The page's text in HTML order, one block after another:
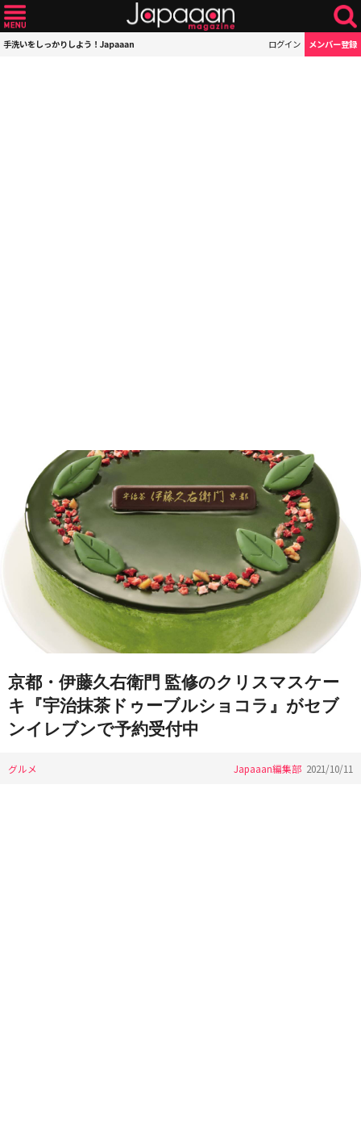
手洗いをしっかりしよう！Japaaan ログイン メンバー登録
京都・伊藤久右衛門 監修のクリスマスケー
キ『宇治抹茶ドゥーブルショコラ』がセブ
ンイレブンで予約受付中
グルメ Japaaan編集部 2021/10/11